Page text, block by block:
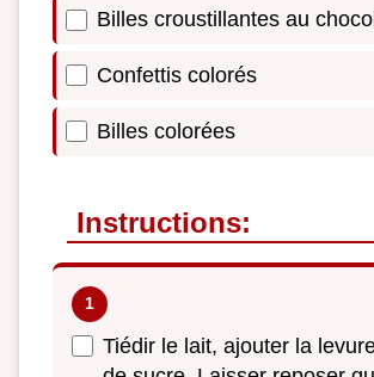
Billes croustillantes au
Confettis colorés
Billes colorées
Instructions:
Tiédir le lait, ajouter la